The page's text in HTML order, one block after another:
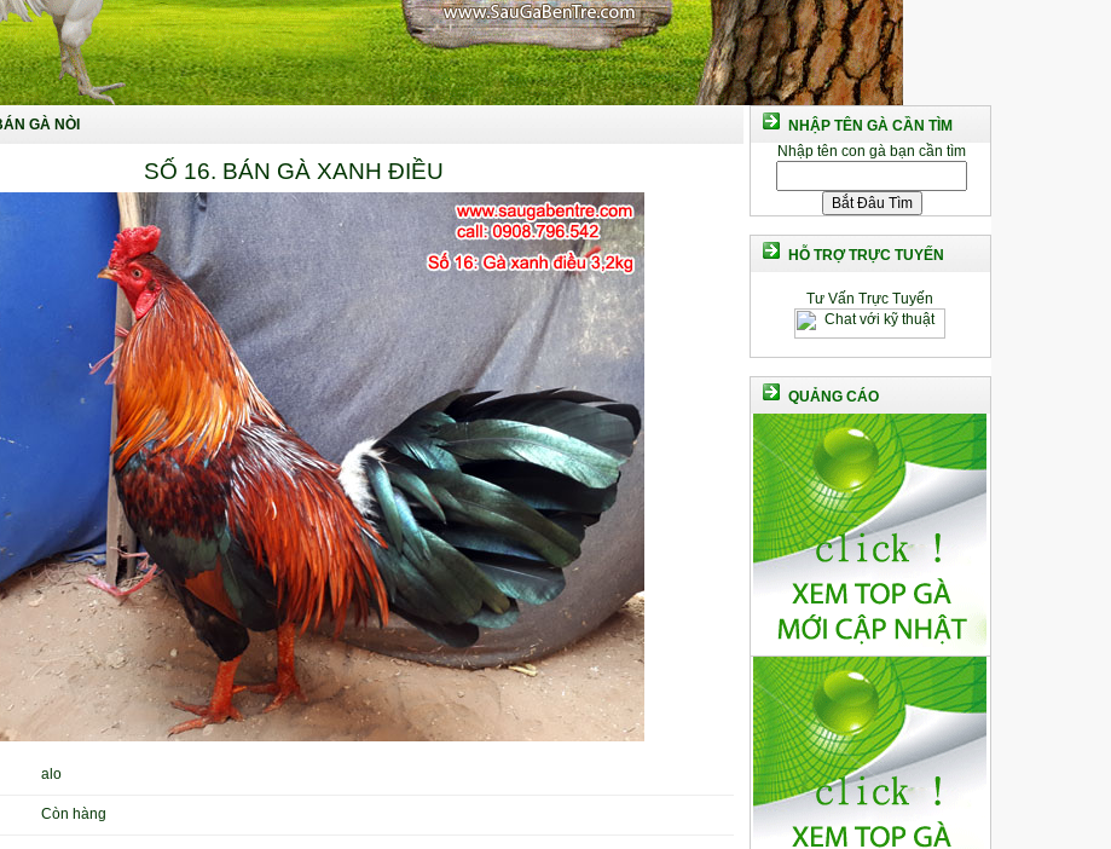
GÀ NÒI
SỐ 16. BÁN GÀ XANH ĐIỀU
alo
Còn hàng
NHẬP TÊN GÀ CẦN TÌM
Nhập tên con gà bạn cần tìm
HỖ TRỢ TRỰC TUYẾN
Tư Vấn Trực Tuyến
QUẢNG CÁO